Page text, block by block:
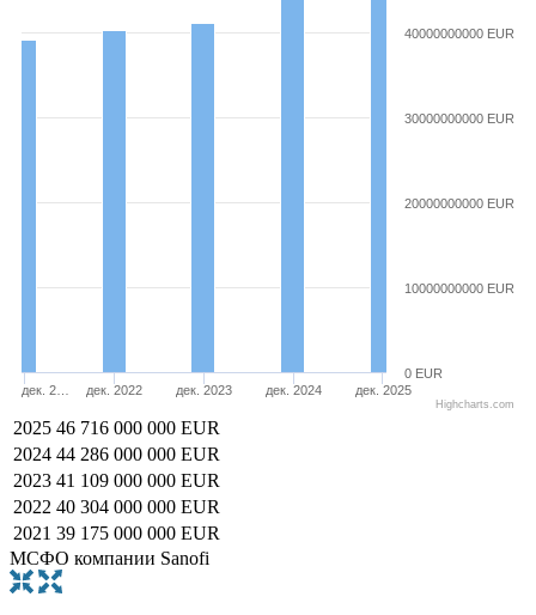
дек. 2… дек. 2022 дек. 2023 дек. 2024 дек. 2025
0 EUR
10000000000 EUR
20000000000 EUR
30000000000 EUR
40000000000 EUR
Highcharts.com
2025 46 716 000 000 EUR
2024 44 286 000 000 EUR
2023 41 109 000 000 EUR
2022 40 304 000 000 EUR
2021 39 175 000 000 EUR
МСФО компании Sanofi